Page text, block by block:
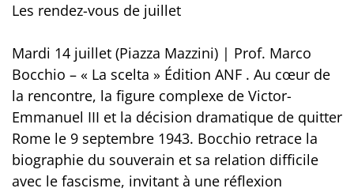
Les rendez-vous de juillet
Mardi 14 juillet (Piazza Mazzini) | Prof. Marco
Bocchio – « La scelta » Édition ANF . Au cœur de
la rencontre, la figure complexe de Victor-
Emmanuel III et la décision dramatique de quitter
Rome le 9 septembre 1943. Bocchio retrace la
biographie du souverain et sa relation difficile
avec le fascisme, invitant à une réflexion